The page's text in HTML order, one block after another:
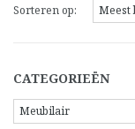
Sorteren op:
CATEGORIEËN